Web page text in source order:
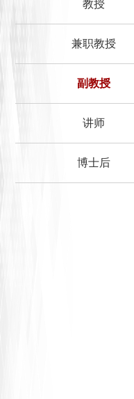
教授
兼职教授
副教授
讲师
博士后